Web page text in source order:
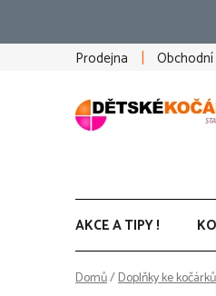
obsah
Prodejna
AKCE A TIPY !
Domů/Doplňky ke